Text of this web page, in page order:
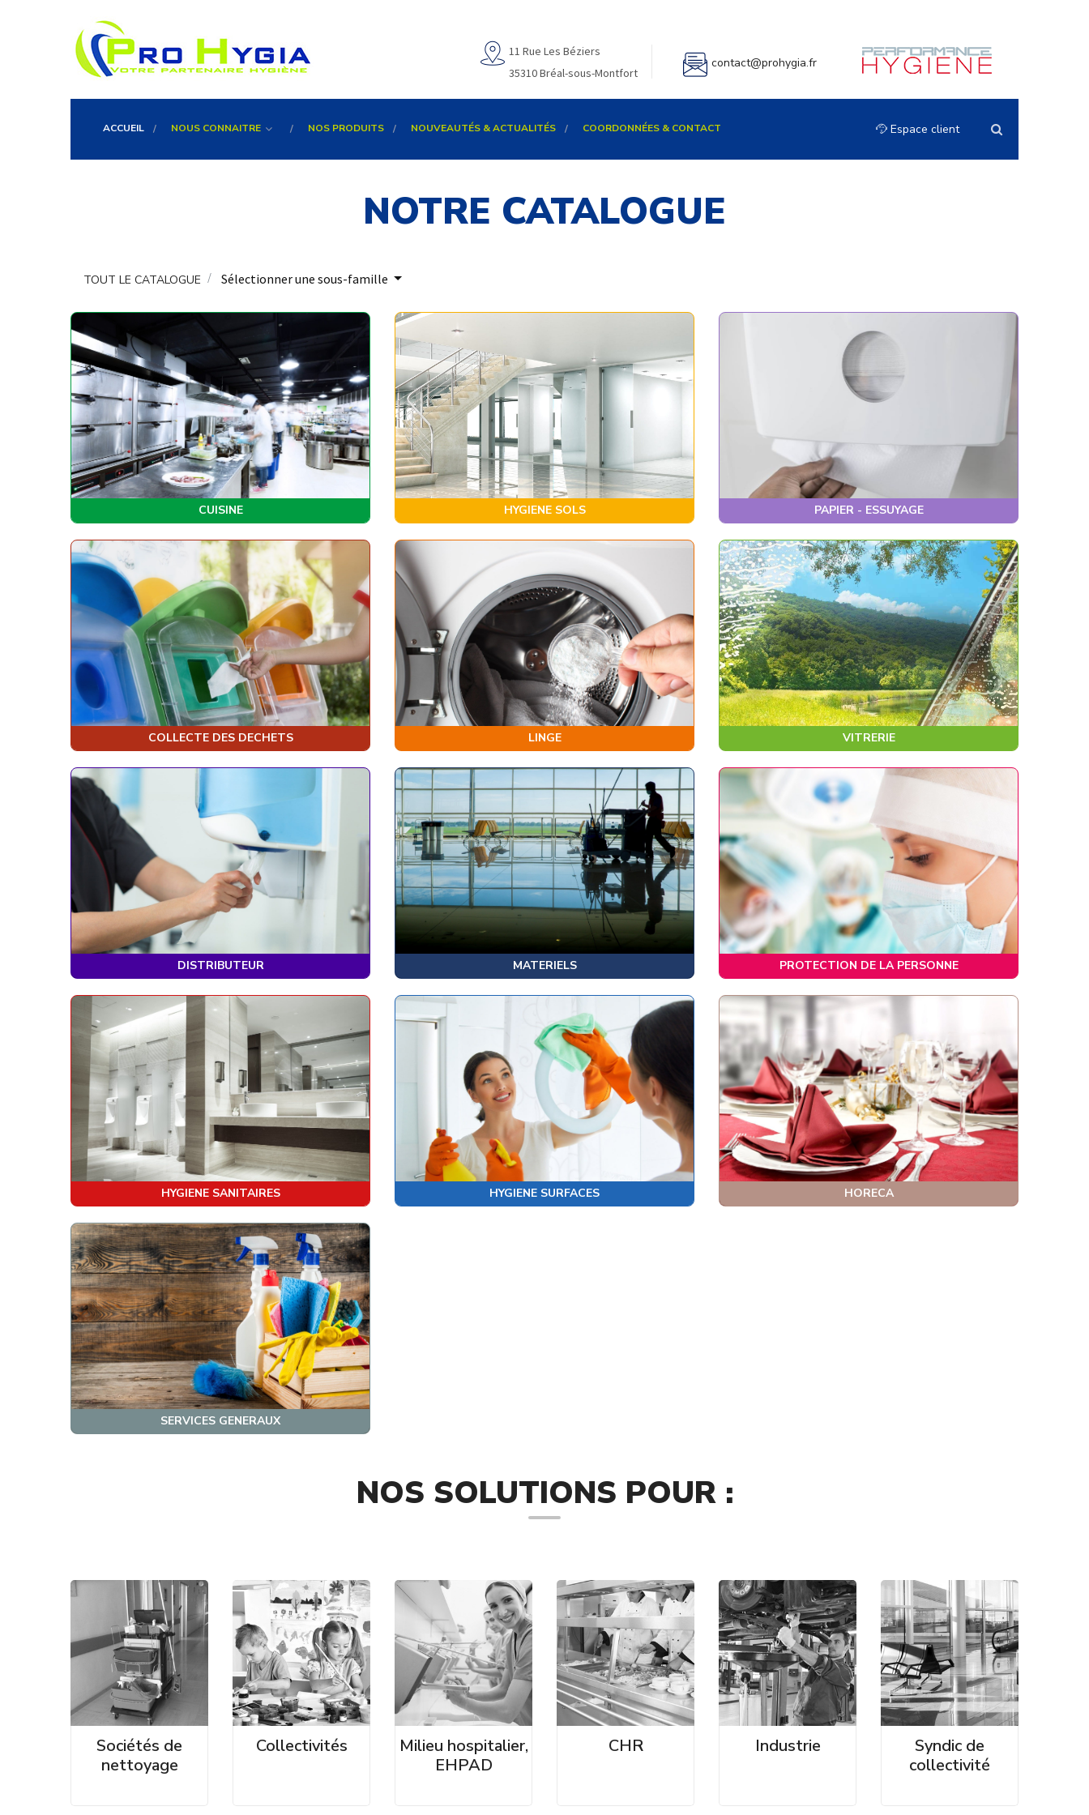
11 Rue Les Béziers
35310 Bréal-sous-Montfort
contact@prohygia.fr
ACCUEIL NOUS CONNAITRE NOS PRODUITS NOUVEAUTÉS & ACTUALITÉS COORDONNÉES & CONTACT Espace client
NOTRE CATALOGUE
TOUT LE CATALOGUE Sélectionner une sous-famille
CUISINE HYGIENE SOLS PAPIER - ESSUYAGE
COLLECTE DES DECHETS LINGE VITRERIE
DISTRIBUTEUR MATERIELS PROTECTION DE LA PERSONNE
HYGIENE SANITAIRES HYGIENE SURFACES HORECA
SERVICES GENERAUX
NOS SOLUTIONS POUR :
Sociétés de
nettoyage
Collectivités
Milieu hospitalier,
EHPAD
CHR Industrie
Syndic de
collectivité